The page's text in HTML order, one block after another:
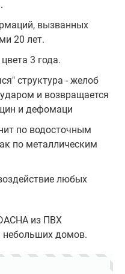
вызванных
20 лет.
3 года.
структура - желоб
и возвращается
и дефомаци
по водосточным
по металлическим
любых
из ПВХ
небольших домов.